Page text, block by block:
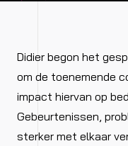
Didier begon het
om de toenemende
impact hiervan op
Gebeurtenissen,
sterker met elkaar